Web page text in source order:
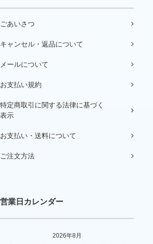
ごあいさつ
キャンセル・返品について
メールについて
お支払い規約
特定商取引に関する法律に基づく
表示
お支払い・送料について
ご注文方法
営業日カレンダー
2026年8月